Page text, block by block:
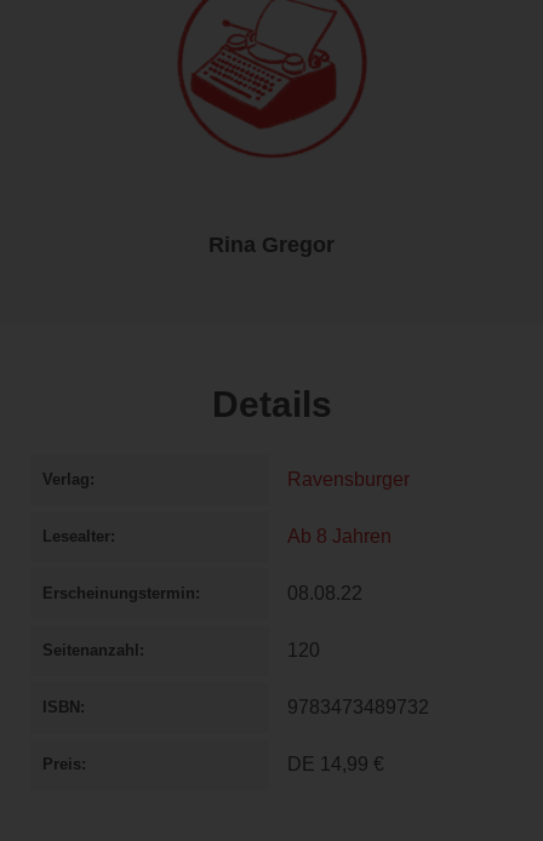
Rina Gregor
Details
Verlag Ravensburger
Lesealter Ab 8 Jahren
Erscheinungstermin 08.08.22
Seitenanzahl 120
ISBN 9783473489732
Preis DE 14,99 €